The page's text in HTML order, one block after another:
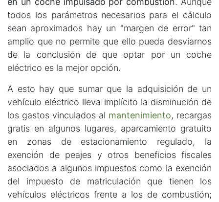
todos los parámetros necesarios para el cálculo
sean aproximados hay un "margen de error" tan
amplio que no permite que ello pueda desviarnos
de la conclusión de que optar por un coche
eléctrico es la mejor opción.
A esto hay que sumar que la adquisición de un
vehículo eléctrico lleva implícito la disminución de
los gastos vinculados al mantenimiento, recargas
gratis en algunos lugares, aparcamiento gratuito
en zonas de estacionamiento regulado, la
exención de peajes y otros beneficios fiscales
asociados a algunos impuestos como la exención
del impuesto de matriculación que tienen los
vehículos eléctricos frente a los de combustión;